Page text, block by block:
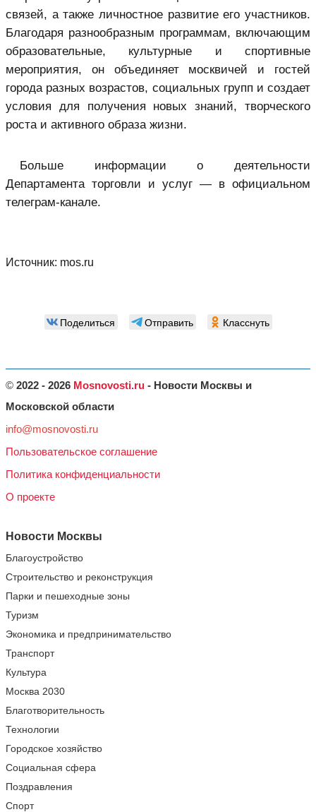
связей, а также личностное развитие его участников.
Благодаря разнообразным программам, включающим
образовательные, культурные и спортивные
мероприятия, он объединяет москвичей и гостей
города разных возрастов, социальных групп и создает
условия для получения новых знаний, творческого
роста и активного образа жизни.
Больше информации о деятельности
Департамента торговли и услуг — в официальном
телеграм-канале.
Источник: mos.ru
Поделиться Отправить Класснуть
© 2022 - 2026 Mosnovosti.ru - Новости Москвы и
Московской области
info@mosnovosti.ru
Пользовательское соглашение
Политика конфиденциальности
О проекте
Новости Москвы
Благоустройство
Строительство и реконструкция
Парки и пешеходные зоны
Туризм
Экономика и предпринимательство
Транспорт
Культура
Москва 2030
Благотворительность
Технологии
Городское хозяйство
Социальная сфера
Поздравления
Спорт